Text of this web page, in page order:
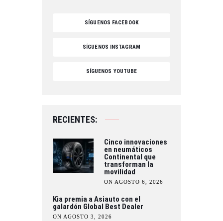
SÍGUENOS FACEBOOK
SÍGUENOS INSTAGRAM
SÍGUENOS YOUTUBE
RECIENTES:
Cinco innovaciones
en neumáticos
Continental que
transforman la
movilidad
ON AGOSTO 6, 2026
Kia premia a Asiauto con el
galardón Global Best Dealer
ON AGOSTO 3, 2026